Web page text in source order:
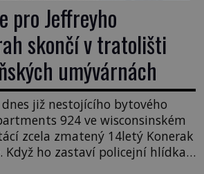
pro Jeffreyho
skončí v tratolišti
umývárnách
již nestojícího bytového
924 ve wisconsinském
zcela zmatený 14letý Konerak
Když ho zastaví policejní hlídka,